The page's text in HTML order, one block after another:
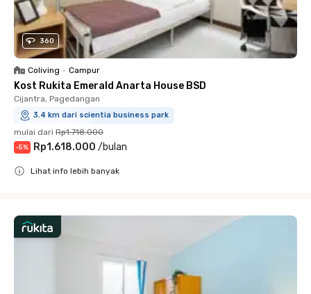
360
Coliving • Campur
Kost Rukita Emerald Anarta House BSD
Cijantra, Pagedangan
3.4 km dari scientia business park
mulai dari Rp1.718.000
-5% Rp1.618.000 /bulan
Lihat info lebih banyak